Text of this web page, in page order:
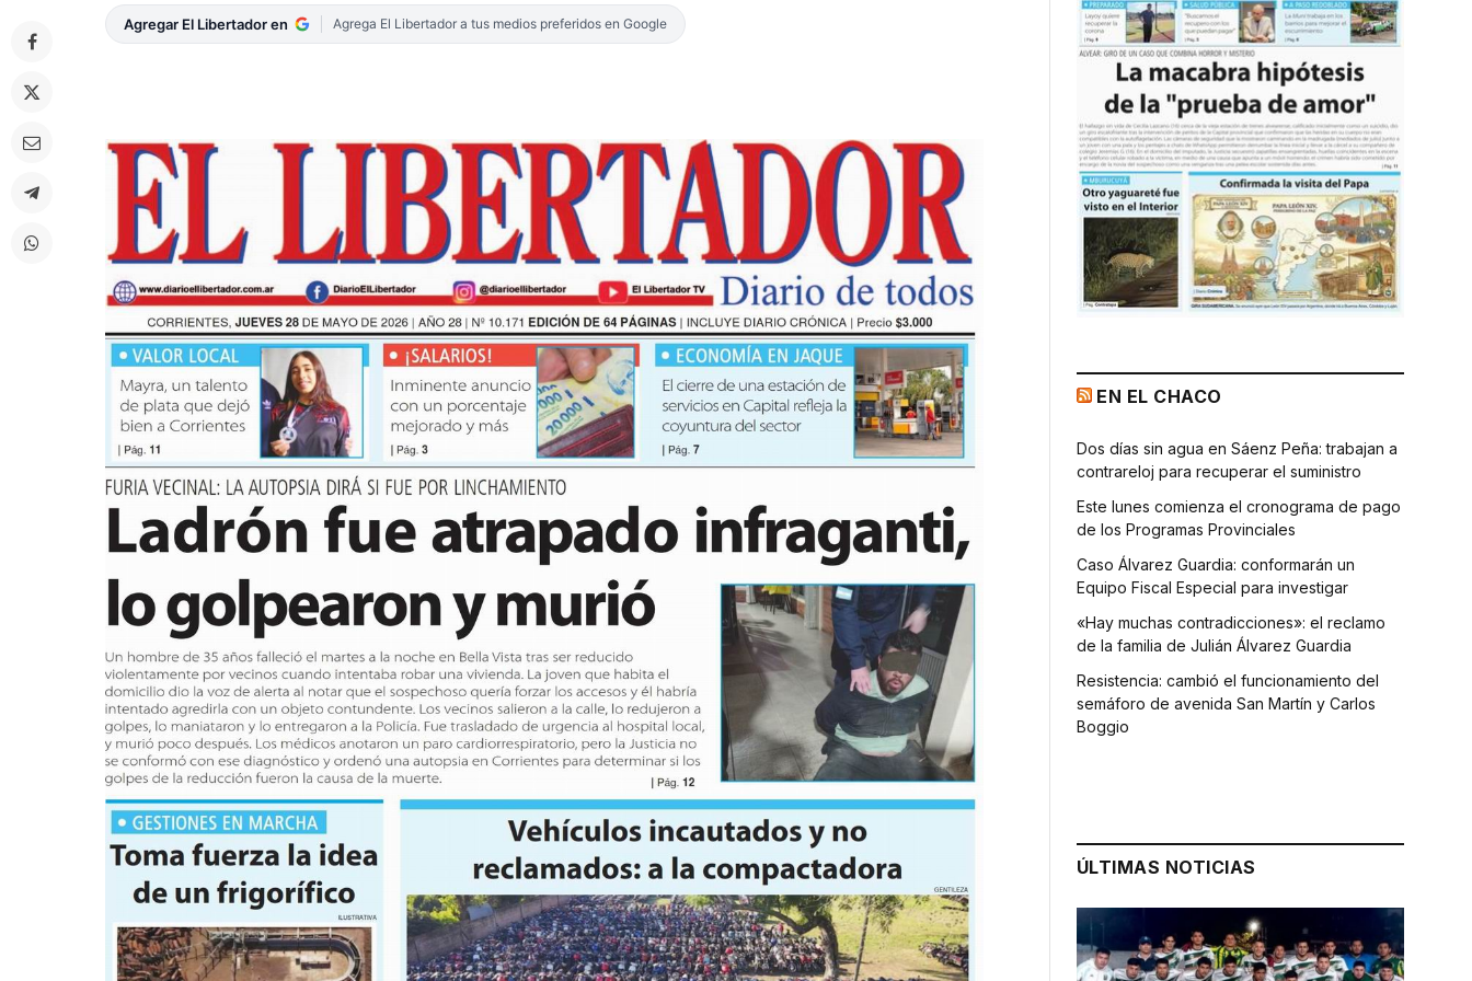
Agregar El Libertador en Agrega El Libertador a tus medios preferidos en Google
EN EL CHACO
Dos días sin agua en Sáenz Peña: trabajan a
contrareloj para recuperar el suministro
Este lunes comienza el cronograma de pago
de los Programas Provinciales
Caso Álvarez Guardia: conformarán un
Equipo Fiscal Especial para investigar
«Hay muchas contradicciones»: el reclamo
de la familia de Julián Álvarez Guardia
Resistencia: cambió el funcionamiento del
semáforo de avenida San Martín y Carlos
Boggio
ÚLTIMAS NOTICIAS